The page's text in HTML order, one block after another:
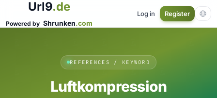
Url9.de
Powered by Shrunken.com
Log in Register
REFERENCES / KEYWORD
Luftkompression